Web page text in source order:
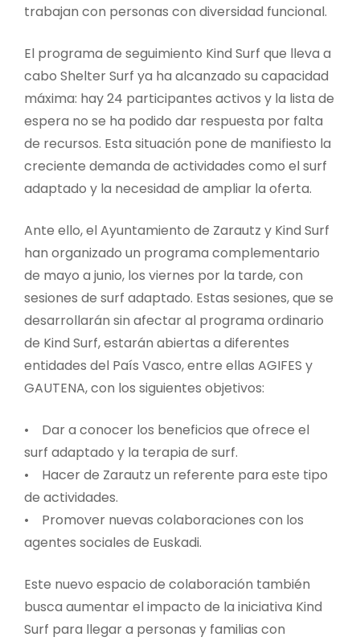
trabajan con personas con diversidad funcional.
El programa de seguimiento Kind Surf que lleva a
cabo Shelter Surf ya ha alcanzado su capacidad
máxima: hay 24 participantes activos y la lista de
espera no se ha podido dar respuesta por falta
de recursos. Esta situación pone de manifiesto la
creciente demanda de actividades como el surf
adaptado y la necesidad de ampliar la oferta.
Ante ello, el Ayuntamiento de Zarautz y Kind Surf
han organizado un programa complementario
de mayo a junio, los viernes por la tarde, con
sesiones de surf adaptado. Estas sesiones, que se
desarrollarán sin afectar al programa ordinario
de Kind Surf, estarán abiertas a diferentes
entidades del País Vasco, entre ellas AGIFES y
GAUTENA, con los siguientes objetivos:
• Dar a conocer los beneficios que ofrece el
surf adaptado y la terapia de surf.
• Hacer de Zarautz un referente para este tipo
de actividades.
• Promover nuevas colaboraciones con los
agentes sociales de Euskadi.
Este nuevo espacio de colaboración también
busca aumentar el impacto de la iniciativa Kind
Surf para llegar a personas y familias con